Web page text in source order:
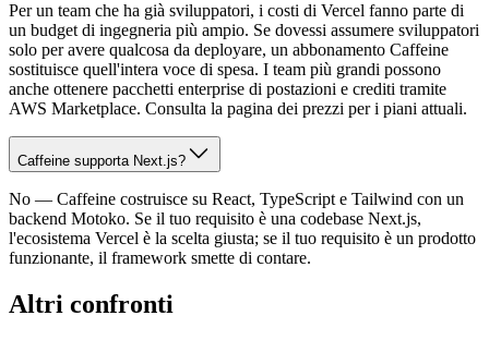
Per un team che ha già sviluppatori, i costi di Vercel fanno parte di
un budget di ingegneria più ampio. Se dovessi assumere sviluppatori
solo per avere qualcosa da deployare, un abbonamento Caffeine
sostituisce quell'intera voce di spesa. I team più grandi possono
anche ottenere pacchetti enterprise di postazioni e crediti tramite
AWS Marketplace. Consulta la pagina dei prezzi per i piani attuali.
Caffeine supporta Next.js?
No — Caffeine costruisce su React, TypeScript e Tailwind con un
backend Motoko. Se il tuo requisito è una codebase Next.js,
l'ecosistema Vercel è la scelta giusta; se il tuo requisito è un prodotto
funzionante, il framework smette di contare.
Altri confronti